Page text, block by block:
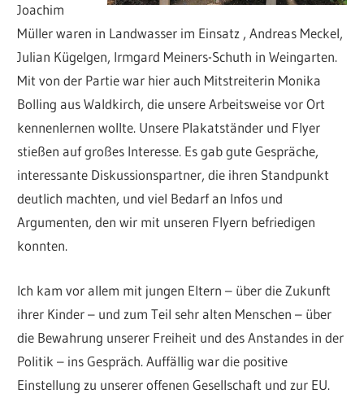
Joachim
Müller waren in Landwasser im Einsatz , Andreas Meckel,
Julian Kügelgen, Irmgard Meiners-Schuth in Weingarten.
Mit von der Partie war hier auch Mitstreiterin Monika
Bolling aus Waldkirch, die unsere Arbeitsweise vor Ort
kennenlernen wollte. Unsere Plakatständer und Flyer
stießen auf großes Interesse. Es gab gute Gespräche,
interessante Diskussionspartner, die ihren Standpunkt
deutlich machten, und viel Bedarf an Infos und
Argumenten, den wir mit unseren Flyern befriedigen
konnten.
Ich kam vor allem mit jungen Eltern – über die Zukunft
ihrer Kinder – und zum Teil sehr alten Menschen – über
die Bewahrung unserer Freiheit und des Anstandes in der
Politik – ins Gespräch. Auffällig war die positive
Einstellung zu unserer offenen Gesellschaft und zur EU.